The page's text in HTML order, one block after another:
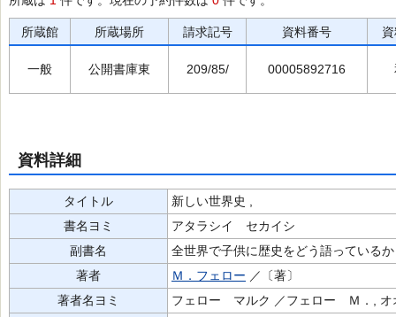
所蔵館 所蔵場所 請求記号 資料番号
一般 公開書庫東 209/85/ 00005892716
資料詳細
タイトル
新しい世界史 ,
書名ヨミ
アタラシイ セカイシ
副書名
全世界で子供に歴史をどう語っているか
著者
Ｍ．フェロー ／〔著〕
著者名ヨミ
フェロー マルク ／フェロー Ｍ．,